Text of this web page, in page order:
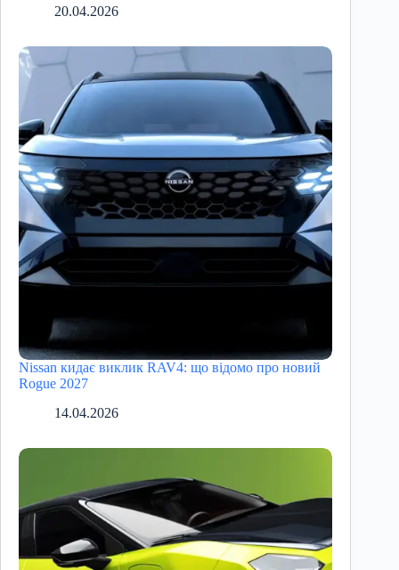
20.04.2026
Nissan кидає виклик RAV4: що відомо про новий
Rogue 2027
14.04.2026